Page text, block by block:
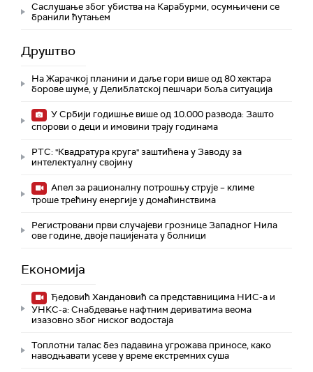
Саслушање због убиства на Карабурми, осумњичени се
бранили ћутањем
Друштво
На Жарачкој планини и даље гори више од 80 хектара
борове шуме, у Делиблатској пешчари боља ситуација
У Србији годишње више од 10.000 развода: Зашто
спорови о деци и имовини трају годинама
РТС: "Квадратура круга" заштићена у Заводу за
интелектуалну својину
Апел за рационалну потрошњу струје – климе
троше трећину енергије у домаћинствима
Регистровани први случајеви грознице Западног Нила
ове године, двоје пацијената у болници
Економија
Ђедовић Хандановић са представницима НИС-а и
УНКС-а: Снабдевање нафтним дериватима веома
изазовно због ниског водостаја
Топлотни талас без падавина угрожава приносе, како
наводњавати усеве у време екстремних суша